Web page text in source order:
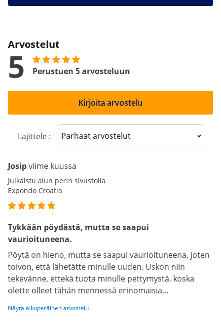
Arvostelut
5 Perustuen 5 arvosteluun
Kirjoita arvostelu
Lajittele : Sort reviews
Josipviime kuussa
Julkaistu alun perin sivustolla
Expondo Croatia
Tykkään pöydästä, mutta se saapui
vaurioituneena.
Pöytä on hieno, mutta se saapui vaurioituneena, joten
toivon, että lähetätte minulle uuden. Uskon niin
tekevänne, ettekä tuota minulle pettymystä, koska
olette olleet tähän mennessä erinomaisia...
Näytä alkuperäinen arvostelu